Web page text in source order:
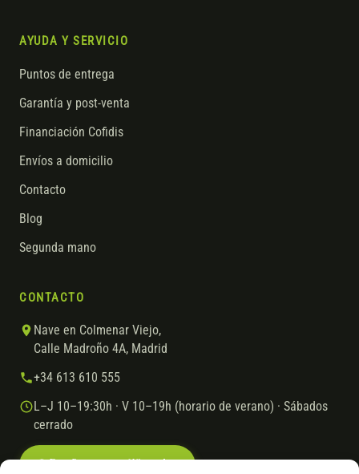
AYUDA Y SERVICIO
Puntos de entrega
Garantía y post-venta
Financiación Cofidis
Envíos a domicilio
Contacto
Blog
Segunda mano
CONTACTO
Nave en Colmenar Viejo,
Calle Madroño 4A, Madrid
+34 613 610 555
L–J 10–19:30h · V 10–19h (horario de verano) · Sábados
cerrado